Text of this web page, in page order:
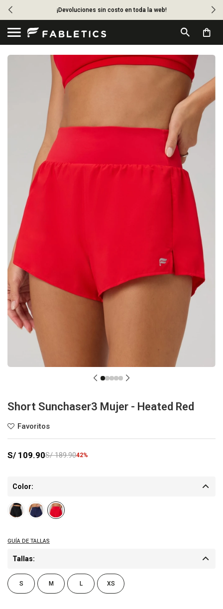
¡Devoluciones sin costo en toda la web!

Short Sunchaser3 Mujer - Heated Red
S/ 109.90S/ 189.9042
Color:
Tallas:
S M L XS